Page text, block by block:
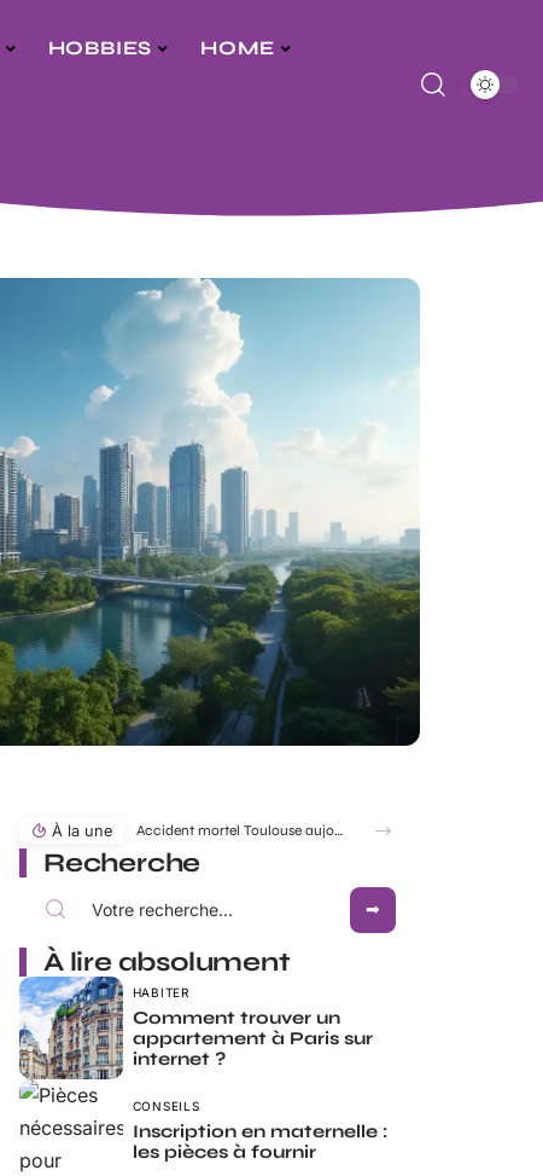
HOBBIES HOME
À la une Accident mortel Toulouse aujourd’hui en direct : infos et enquête en cours
Recherche
À lire absolument
HABITER
Comment trouver un
appartement à Paris sur
internet ?
CONSEILS
Inscription en maternelle :
les pièces à fournir